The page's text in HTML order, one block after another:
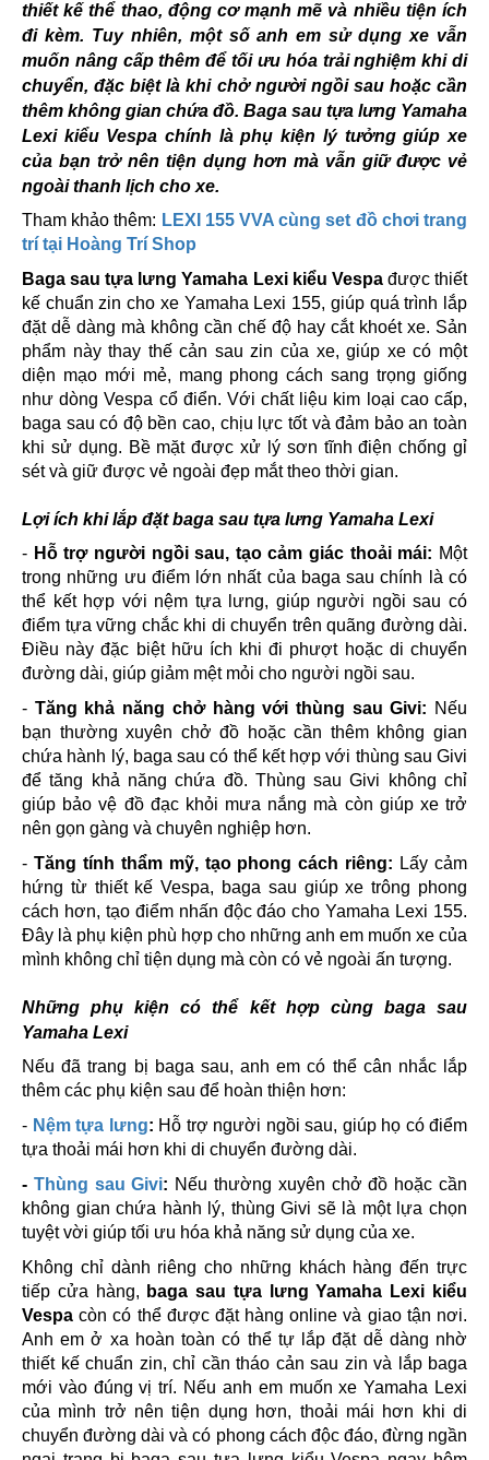
thiết kế thể thao, động cơ mạnh mẽ và nhiều tiện ích
đi kèm. Tuy nhiên, một số anh em sử dụng xe vẫn
muốn nâng cấp thêm để tối ưu hóa trải nghiệm khi di
chuyển, đặc biệt là khi chở người ngồi sau hoặc cần
thêm không gian chứa đồ. Baga sau tựa lưng Yamaha
Lexi kiểu Vespa chính là phụ kiện lý tưởng giúp xe
của bạn trở nên tiện dụng hơn mà vẫn giữ được vẻ
ngoài thanh lịch cho xe.
Tham khảo thêm: LEXI 155 VVA cùng set đồ chơi trang
trí tại Hoàng Trí Shop
Baga sau tựa lưng Yamaha Lexi kiểu Vespađược thiết
kế chuẩn zin cho xe Yamaha Lexi 155, giúp quá trình lắp
đặt dễ dàng mà không cần chế độ hay cắt khoét xe. Sản
phẩm này thay thế cản sau zin của xe, giúp xe có một
diện mạo mới mẻ, mang phong cách sang trọng giống
như dòng Vespa cổ điển. Với chất liệu kim loại cao cấp,
baga sau có độ bền cao, chịu lực tốt và đảm bảo an toàn
khi sử dụng. Bề mặt được xử lý sơn tĩnh điện chống gỉ
sét và giữ được vẻ ngoài đẹp mắt theo thời gian.
Lợi ích khi lắp đặt baga sau tựa lưng Yamaha Lexi
- Hỗ trợ người ngồi sau, tạo cảm giác thoải mái: Một
trong những ưu điểm lớn nhất của baga sau chính là có
thể kết hợp với nệm tựa lưng, giúp người ngồi sau có
điểm tựa vững chắc khi di chuyển trên quãng đường dài.
Điều này đặc biệt hữu ích khi đi phượt hoặc di chuyển
đường dài, giúp giảm mệt mỏi cho người ngồi sau.
- Tăng khả năng chở hàng với thùng sau Givi: Nếu
bạn thường xuyên chở đồ hoặc cần thêm không gian
chứa hành lý, baga sau có thể kết hợp với thùng sau Givi
để tăng khả năng chứa đồ. Thùng sau Givi không chỉ
giúp bảo vệ đồ đạc khỏi mưa nắng mà còn giúp xe trở
nên gọn gàng và chuyên nghiệp hơn.
- Tăng tính thẩm mỹ, tạo phong cách riêng: Lấy cảm
hứng từ thiết kế Vespa, baga sau giúp xe trông phong
cách hơn, tạo điểm nhấn độc đáo cho Yamaha Lexi 155.
Đây là phụ kiện phù hợp cho những anh em muốn xe của
mình không chỉ tiện dụng mà còn có vẻ ngoài ấn tượng.
Những phụ kiện có thể kết hợp cùng baga sau
Yamaha Lexi
Nếu đã trang bị baga sau, anh em có thể cân nhắc lắp
thêm các phụ kiện sau để hoàn thiện hơn:
- Nệm tựa lưng: Hỗ trợ người ngồi sau, giúp họ có điểm
tựa thoải mái hơn khi di chuyển đường dài.
- Thùng sau Givi: Nếu thường xuyên chở đồ hoặc cần
không gian chứa hành lý, thùng Givi sẽ là một lựa chọn
tuyệt vời giúp tối ưu hóa khả năng sử dụng của xe.
Không chỉ dành riêng cho những khách hàng đến trực
tiếp cửa hàng, baga sau tựa lưng Yamaha Lexi kiểu
Vespa còn có thể được đặt hàng online và giao tận nơi.
Anh em ở xa hoàn toàn có thể tự lắp đặt dễ dàng nhờ
thiết kế chuẩn zin, chỉ cần tháo cản sau zin và lắp baga
mới vào đúng vị trí. Nếu anh em muốn xe Yamaha Lexi
của mình trở nên tiện dụng hơn, thoải mái hơn khi di
chuyển đường dài và có phong cách độc đáo, đừng ngần